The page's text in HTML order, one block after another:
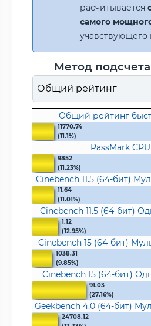
расчитывается
самого
учавствующего
Метод
Общий рейтинг
11770.74
(11.1%)
PassMark
9852
(11.23%)
Cinebench 11.5 (64-бит)
11.64
(11.01%)
Cinebench 11.5 (64-бит)
1.12
(12.95%)
Cinebench 15 (64-бит)
1038.31
(9.85%)
Cinebench 15 (64-бит)
91.03
(27.16%)
Geekbench 4.0 (64-бит)
24708.12